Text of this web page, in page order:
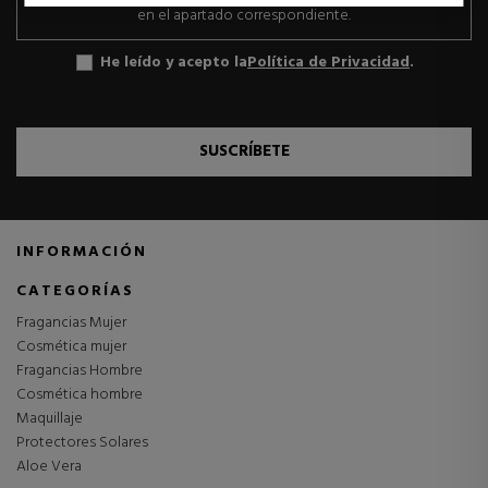
externos.
en el apartado correspondiente.
He leído y acepto laPolítica de Privacidad.
SUSCRÍBETE
INFORMACIÓN
CATEGORÍAS
Fragancias Mujer
Cosmética mujer
Fragancias Hombre
Cosmética hombre
Maquillaje
Protectores Solares
Aloe Vera